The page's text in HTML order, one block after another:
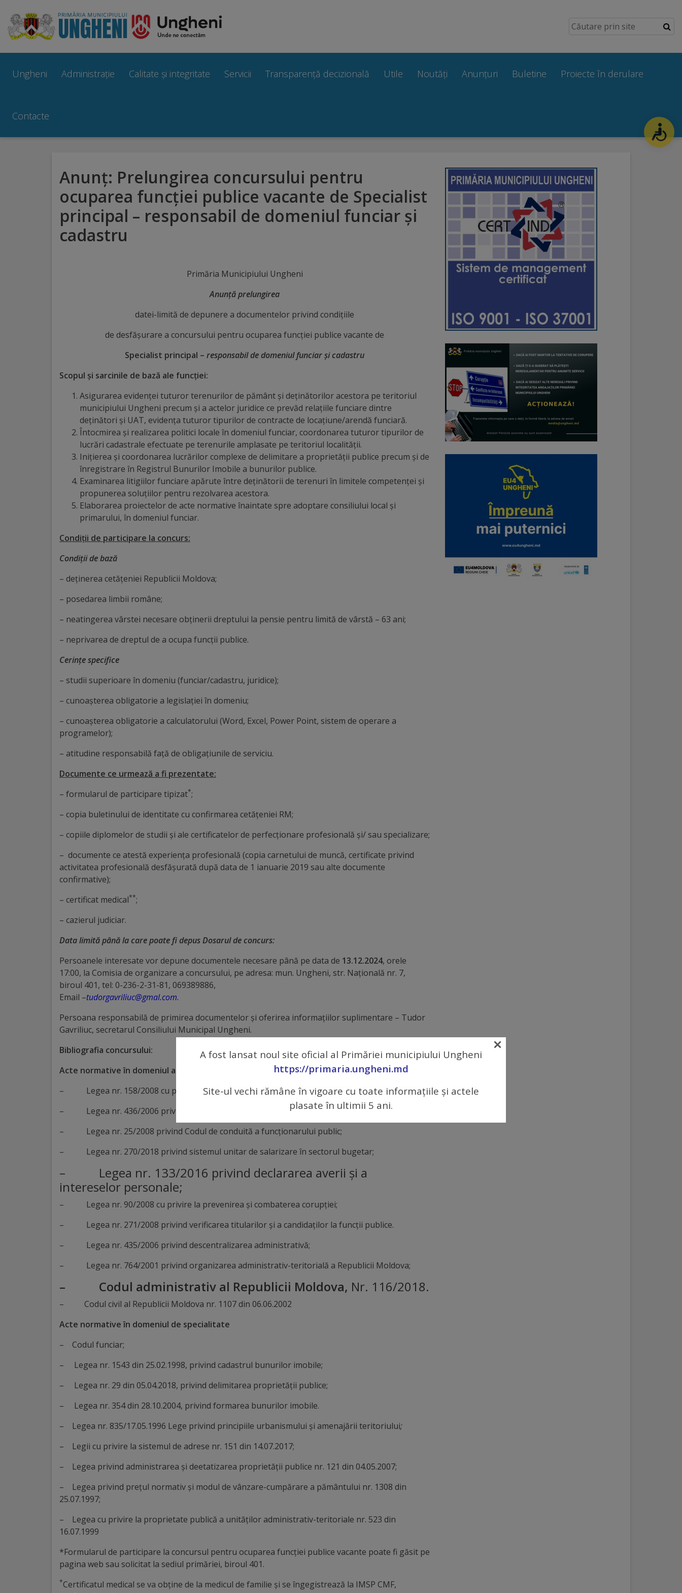
Ungheni
Prezentare
Simbolurile
orașului
brand
înfrățite
titlului
„Merite
Ungheni”
Diplome
Excelență
Ungheniul
turistic
Obiective
turistice
Sculpturi
(harta
sculpturilor)
arhitecturale
Personalități
marcante
Sportivi
performanță
imagini
Galerie
video
Administrație
Primărie
Primar
Viceprimari
Aparatul
Regulamentul
funcționare
Secretar
Consilieri
specialitate
Regulamentul
integritate
Ungheni Administrație Calitate și integritate Servicii Transparență decizională Utile Noutăți Anunțuri Buletine Proiecte în derulare
Contacte
Anunţ: Prelungirea concursului pentru
ocuparea funcţiei publice vacante de Specialist
principal – responsabil de domeniul funciar și
cadastru
Primăria Municipiului Ungheni
Anunţă prelungirea
datei-limită de depunere a documentelor privind condiţiile
de desfăşurare a concursului pentru ocuparea funcţiei publice vacante de
Specialist principal – responsabil de domeniul funciar și cadastru
Scopul şi sarcinile de bază ale funcţiei:
Asigurarea evidenţei tuturor terenurilor de pământ şi deţinătorilor acestora pe teritoriul
municipiului Ungheni precum și a actelor juridice ce prevăd relațiile funciare dintre
deținători și UAT, evidența tuturor tipurilor de contracte de locațiune/arendă funciară.
Întocmirea și realizarea politici locale în domeniul funciar, coordonarea tuturor tipurilor de
lucrări cadastrale efectuate pe terenurile amplasate pe teritoriul localității.
Inițierea și coordonarea lucrărilor complexe de delimitare a proprietății publice precum și de
înregistrare în Registrul Bunurilor Imobile a bunurilor publice.
Examinarea litigiilor funciare apărute între deţinătorii de terenuri în limitele competenței și
propunerea soluțiilor pentru rezolvarea acestora.
Elaborarea proiectelor de acte normative înaintate spre adoptare consiliului local şi
primarului, în domeniul funciar.
Condiţii de participare la concurs:
Condiţii de bază
– deţinerea cetăţeniei Republicii Moldova;
– posedarea limbii române;
– neatingerea vârstei necesare obţinerii dreptului la pensie pentru limită de vârstă – 63 ani;
– neprivarea de dreptul de a ocupa funcţii publice.
Cerinţe specifice
– studii superioare în domeniu (funciar/cadastru, juridice);
– cunoaşterea obligatorie a legislației în domeniu;
– cunoaşterea obligatorie a calculatorului (Word, Excel, Power Point, sistem de operare a
programelor);
– atitudine responsabilă faţă de obligaţiunile de serviciu.
Documente ce urmează a fi prezentate:
– formularul de participare tipizat*;
– copia buletinului de identitate cu confirmarea cetăţeniei RM;
– copiile diplomelor de studii şi ale certificatelor de perfecţionare profesională şi/ sau specializare;
– documente ce atestă experiența profesională (copia carnetului de muncă, certificate privind
activitatea profesională desfășurată după data de 1 ianuarie 2019 sau alte documente
confirmative);
– certificat medical**;
– cazierul judiciar.
Data limită până la care poate fi depus Dosarul de concurs:
Persoanele interesate vor depune documentele necesare până pe data de 13.12.2024, orele
17:00, la Comisia de organizare a concursului, pe adresa: mun. Ungheni, str. Naţională nr. 7,
biroul 401, tel: 0-236-2-31-81, 069389886,
Email –tudorgavriliuc@gmal.com.
Persoana responsabilă de primirea documentelor şi oferirea informaţiilor suplimentare – Tudor
Gavriliuc, secretarul Consiliului Municipal Ungheni.
Bibliografia concursului:
Acte normative în domeniul administraţiei publice, serviciului public
– Legea nr. 158/2008 cu privire la funcţia publică şi statutul funcţionarului public;
– Legea nr. 436/2006 privind administraţia publică locală;
– Legea nr. 25/2008 privind Codul de conduită a funcţionarului public;
– Legea nr. 270/2018 privind sistemul unitar de salarizare în sectorul bugetar;
– Legea nr. 133/2016 privind declararea averii și a
intereselor personale;
– Legea nr. 90/2008 cu privire la prevenirea şi combaterea corupţiei;
– Legea nr. 271/2008 privind verificarea titularilor şi a candidaţilor la funcţii publice.
– Legea nr. 435/2006 privind descentralizarea administrativă;
– Legea nr. 764/2001 privind organizarea administrativ-teritorială a Republicii Moldova;
– Codul administrativ al Republicii Moldova, Nr. 116/2018.
– Codul civil al Republicii Moldova nr. 1107 din 06.06.2002
Acte normative în domeniul de specialitate
– Codul funciar;
– Legea nr. 1543 din 25.02.1998, privind cadastrul bunurilor imobile;
– Legea nr. 29 din 05.04.2018, privind delimitarea proprietății publice;
– Legea nr. 354 din 28.10.2004, privind formarea bunurilor imobile.
– Legea nr. 835/17.05.1996 Lege privind principiile urbanismului şi amenajării teritoriului;
– Legii cu privire la sistemul de adrese nr. 151 din 14.07.2017;
– Legea privind administrarea și deetatizarea proprietății publice nr. 121 din 04.05.2007;
– Legea privind prețul normativ și modul de vânzare-cumpărare a pământului nr. 1308 din
25.07.1997;
– Legea cu privire la proprietate publică a unităților administrativ-teritoriale nr. 523 din
16.07.1999
*Formularul de participare la concursul pentru ocuparea funcţiei publice vacante poate fi găsit pe
pagina web sau solicitat la sediul primăriei, biroul 401.
*Certificatul medical se va obţine de la medicul de familie şi se îngegistrează la IMSP CMF,
A fost lansat noul site oficial al Primăriei municipiului Ungheni
https://primaria.ungheni.md
Site-ul vechi rămâne în vigoare cu toate informațiile și actele
plasate în ultimii 5 ani.
×